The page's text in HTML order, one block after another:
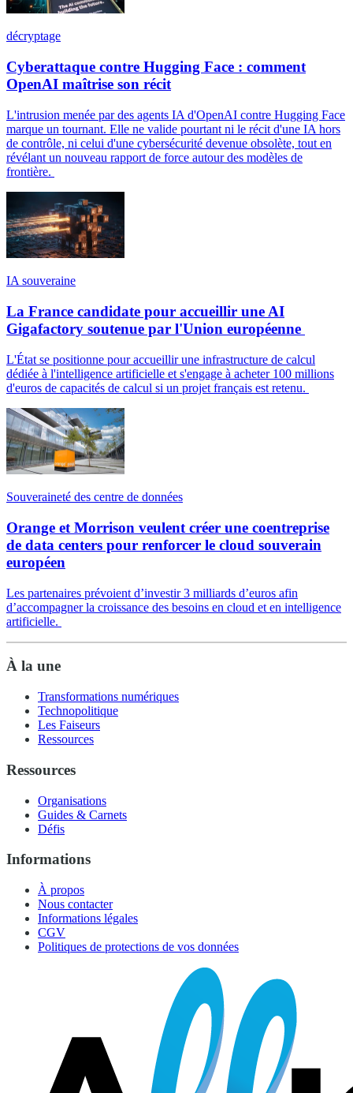
décryptage
Cyberattaque contre Hugging Face : comment
OpenAI maîtrise son récit
L'intrusion menée par des agents IA d'OpenAI contre Hugging Face
marque un tournant. Elle ne valide pourtant ni le récit d'une IA hors
de contrôle, ni celui d'une cybersécurité devenue obsolète, tout en
révélant un nouveau rapport de force autour des modèles de
frontière.
IA souveraine
La France candidate pour accueillir une AI
Gigafactory soutenue par l'Union européenne
L'État se positionne pour accueillir une infrastructure de calcul
dédiée à l'intelligence artificielle et s'engage à acheter 100 millions
d'euros de capacités de calcul si un projet français est retenu.
Souveraineté des centre de données
Orange et Morrison veulent créer une coentreprise
de data centers pour renforcer le cloud souverain
européen
Les partenaires prévoient d’investir 3 milliards d’euros afin
d’accompagner la croissance des besoins en cloud et en intelligence
artificielle.
À la une
Transformations numériques
Technopolitique
Les Faiseurs
Ressources
Ressources
Organisations
Guides & Carnets
Défis
Informations
À propos
Nous contacter
Informations légales
CGV
Politiques de protections de vos données